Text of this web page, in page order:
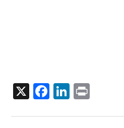
X Facebook
LinkedIn